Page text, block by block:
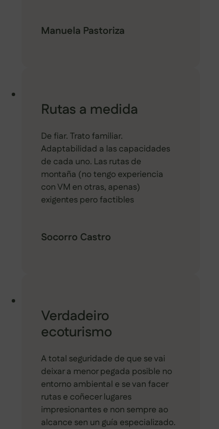
Manuela Pastoriza
Rutas a medida
De fiar. Trato familiar.
Adaptabilidad a las capacidades
de cada uno. Las rutas de
montaña (no tengo experiencia
con VM en otras, apenas)
exigentes pero factibles
Socorro Castro
Verdadeiro
ecoturismo
A total seguridade de que se vai
deixar a menor pegada posible no
entorno ambiental e se van facer
rutas e coñecer lugares
impresionantes e non sempre ao
alcance sen un guía especializado.